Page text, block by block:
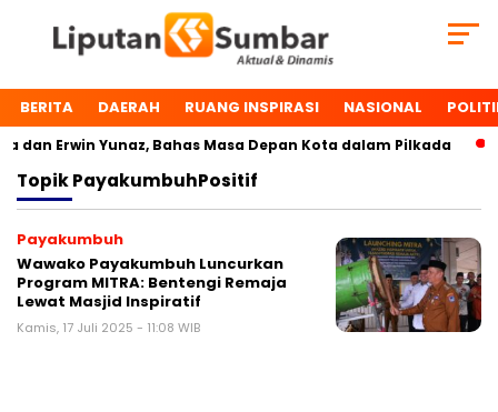
BERITA DAERAH RUANG INSPIRASI NASIONAL
Erwin Yunaz, Bahas Masa Depan Kota dalam Pilkada
TopikPayakumbuhPositif
Payakumbuh
Wawako Payakumbuh Luncurkan
Program MITRA: Bentengi Remaja
Lewat Masjid Inspiratif
Kamis, 17 Juli 2025 - 11:08 WIB